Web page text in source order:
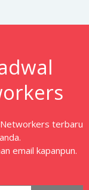
Networkers terbaru
email kapanpun.